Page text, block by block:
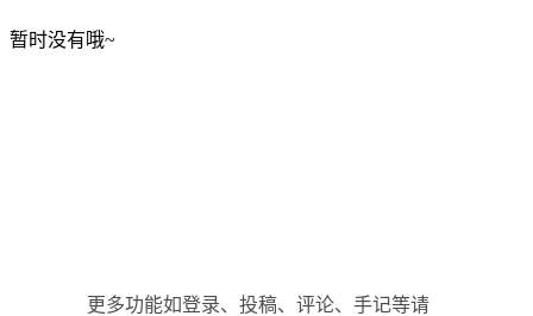
暂时没有哦~
更多功能如登录、投稿、评论、手记等请